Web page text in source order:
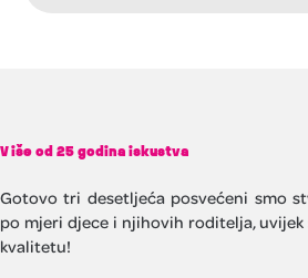
Više od 25 godina iskustva
Gotovo tri desetljeća posvećeni smo
po mjeri djece i njihovih roditelja, uvijek
kvalitetu!